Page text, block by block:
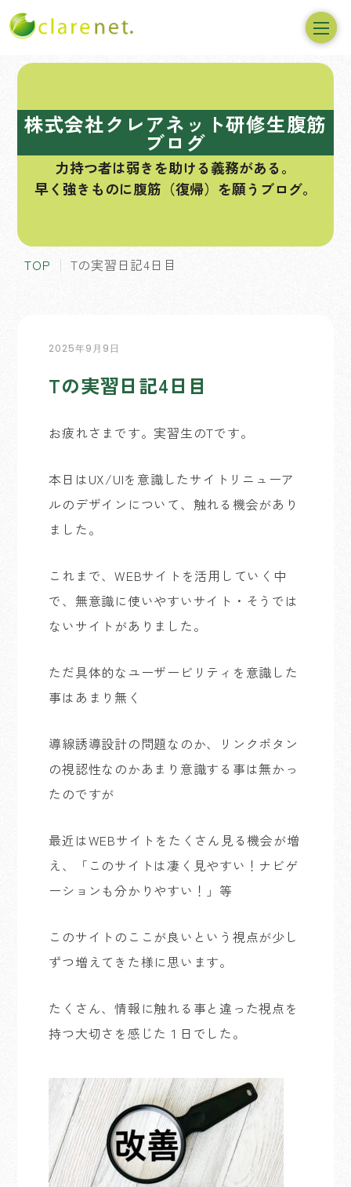
株式会社クレアネット研修生腹筋
ブログ
力持つ者は弱きを助ける義務がある。
早く強きものに腹筋（復帰）を願うブログ。
TOP Tの実習日記4日目
2025年9月9日
Tの実習日記4日目
お疲れさまです。実習生のTです。
本日はUX/UIを意識したサイトリニューア
ルのデザインについて、触れる機会があり
ました。
これまで、WEBサイトを活用していく中
で、無意識に使いやすいサイト・そうでは
ないサイトがありました。
ただ具体的なユーザービリティを意識した
事はあまり無く
導線誘導設計の問題なのか、リンクボタン
の視認性なのかあまり意識する事は無かっ
たのですが
最近はWEBサイトをたくさん見る機会が増
え、「このサイトは凄く見やすい！ナビゲ
ーションも分かりやすい！」等
このサイトのここが良いという視点が少し
ずつ増えてきた様に思います。
たくさん、情報に触れる事と違った視点を
持つ大切さを感じた１日でした。